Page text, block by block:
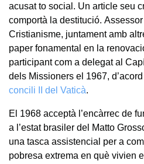
acusat to social. Un article seu
comportà la destitució.
Cristianisme, juntament amb
paper fonamental en la
participant com a delegat al
dels Missioners el 1967,
concili II del Vaticà.
El 1968 acceptà l’encàrrec de
a l’estat brasiler del Matto
una tasca assistencial per a
pobresa extrema en què vivien